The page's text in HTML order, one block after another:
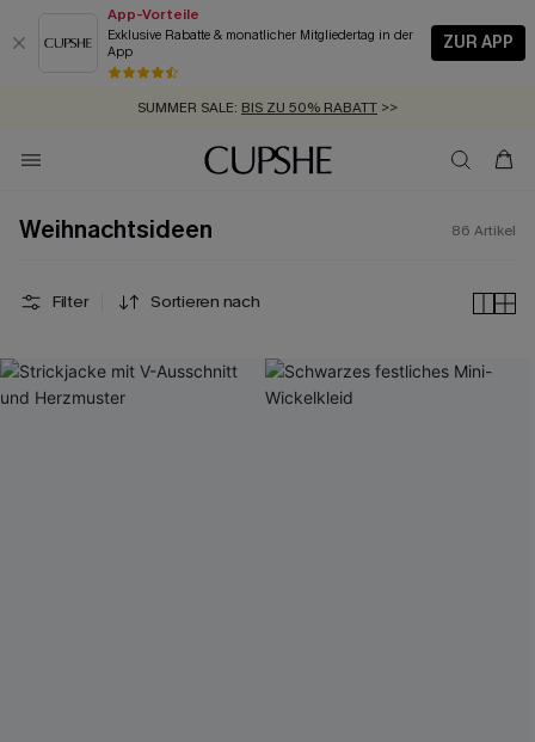
App-Vorteile
Exklusive Rabatte & monatlicher Mitgliedertag in der
App
ZUR APP
GRATIS MASSBAND MIT JEDEM SCHNELLVERSAND-ARTIKEL >>
SUMMER SALE:
ZUM NEWSLETTER:BIS ZU -20% EXTRA ERHALTEN
KOSTENLOSER VERSAND AB 89 €
Weihnachtsideen 86 Artikel
Filter Sortieren nach